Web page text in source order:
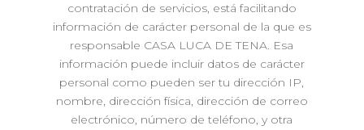
contratación de servicios, está facilitando
información de carácter personal de la que es
responsable CASA LUCA DE TENA. Esa
información puede incluir datos de carácter
personal como pueden ser tu dirección IP,
nombre, dirección física, dirección de correo
electrónico, número de teléfono, y otra